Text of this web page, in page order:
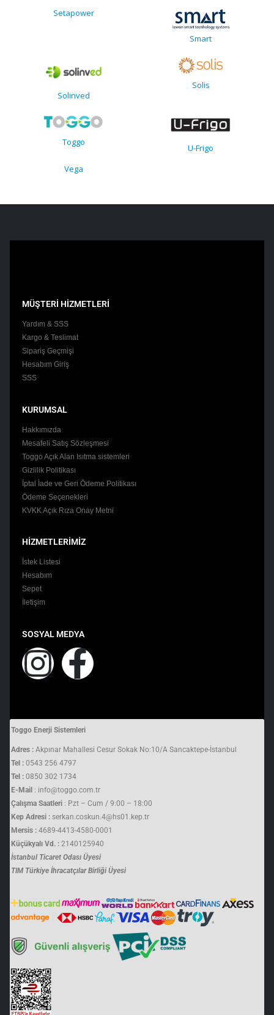
Setapower
Smart
Solinved
Solis
Toggo
U-Frigo
Vega
MÜŞTERİ HİZMETLERİ
Yardım & SSS
Kargo & Teslimat
Sipariş Geçmişi
Hesabım Giriş
SSS
KURUMSAL
Hakkımızda
Mesafeli Satış Sözleşmesi
Toggo Açık Alan Isıtma sistemleri
Gizlilik Politikası
İptal İade ve Geri Ödeme Politikası
Ödeme Seçenekleri
KVKK Açık Rıza Onay Metni
HİZMETLERİMİZ
İstek Listesi
Hesabım
Sepet
İletişim
SOSYAL MEDYA
Toggo Enerji Sistemleri
Adres : Akpınar Mahallesi Cesur Sokak No:10/A Sancaktepe-İstanbul
Tel : 0543 256 4797
Tel : 0850 302 1734
E-Mail : info@toggo.com.tr
Çalışma Saatleri : Pzt – Cum / 9:00 – 18:00
Kep Adresi : serkan.coskun.4@hs01.kep.tr
Mersis : 4689-4413-4580-0001
Küçükyalı Vd. : 2140125940
İstanbul Ticaret Odası Üyesi
TIM Türkiye İhracatçılar Birliği Üyesi